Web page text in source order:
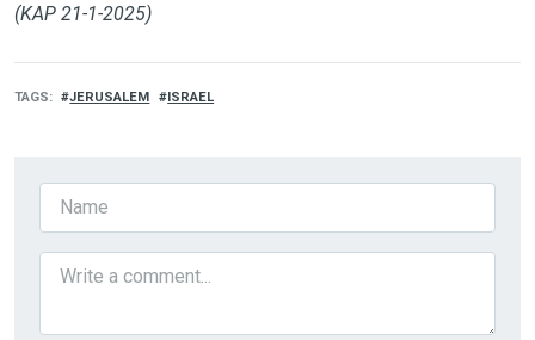
(KAP 21-1-2025)
TAGS JERUSALEM ISRAEL